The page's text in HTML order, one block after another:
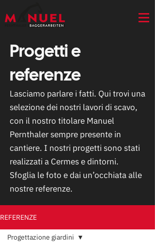
Progetti e
referenze
Lasciamo parlare i fatti. Qui trovi una
selezione dei nostri lavori di scavo,
con il nostro titolare Manuel
Pernthaler sempre presente in
cantiere. I nostri progetti sono stati
realizzati a Cermes e dintorni.
Sfoglia le foto e dai un’occhiata alle
nostre referenze.
REFERENZE
Progettazione giardini